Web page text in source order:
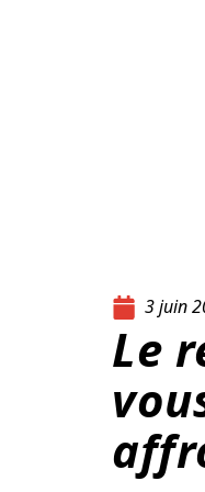
3 juin
Le